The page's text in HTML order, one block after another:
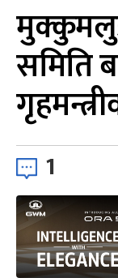
मुक्कुमलुङ
समिति
1